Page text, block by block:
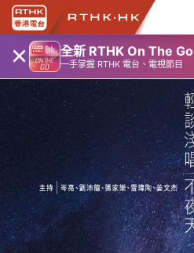
× 全新 RTHK On The Go
一手掌握 RTHK 電台、電視節目